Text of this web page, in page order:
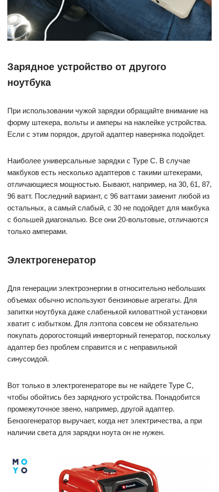
Зарядное устройство от другого
ноутбука
При использовании чужой зарядки обращайте внимание на
форму штекера, вольты и амперы на наклейке устройства.
Если с этим порядок, другой адаптер наверняка подойдет.
Наиболее универсальные зарядки с Type C. В случае
макбуков есть несколько адаптеров с такими штекерами,
отличающиеся мощностью. Бывают, например, на 30, 61, 87,
96 ватт. Последний вариант, с 96 ваттами заменит любой из
остальных, а самый слабый, с 30 не подойдет для макбука
с большей диагональю. Все они 20-вольтовые, отличаются
только амперами.
Электрогенератор
Для генерации электроэнергии в относительно небольших
объемах обычно используют бензиновые агрегаты. Для
запитки ноутбука даже слабенькой киловаттной установки
хватит с избытком. Для лэптопа совсем не обязательно
покупать дорогостоящий инверторный генератор, поскольку
адаптер без проблем справится и с неправильной
синусоидой.
Вот только в электрогенераторе вы не найдете Type C,
чтобы обойтись без зарядного устройства. Понадобится
промежуточное звено, например, другой адаптер.
Бензогенератор выручает, когда нет электричества, а при
наличии света для зарядки ноута он не нужен.